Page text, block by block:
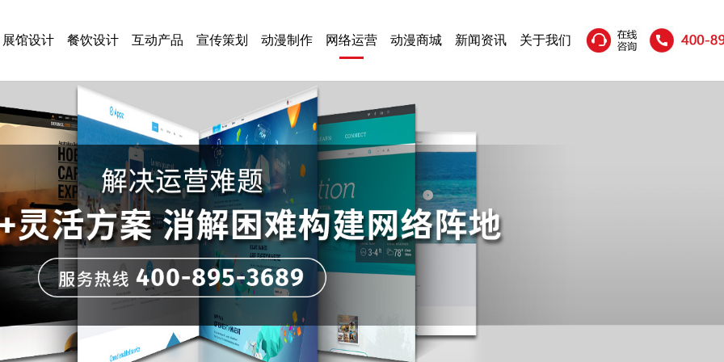
展馆设计 餐饮设计 互动产品 宣传策划 动漫制作 网络运营 动漫商城 新闻资讯 关于我们